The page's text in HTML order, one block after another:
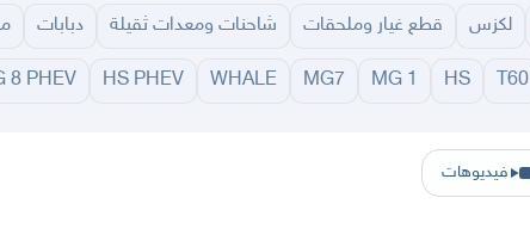
لكزس قطع غيار وملحقات شاحنات ومعدات ثقيلة دبابات
T60
HS
MG 1
MG7
WHALE
HS PHEV
8 PHEV
الباحةجيزان
فيديوهات